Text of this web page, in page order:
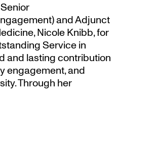
and Adjunct
Nicole Knibb, for
Service in
and lasting contribution
engagement, and
Through her